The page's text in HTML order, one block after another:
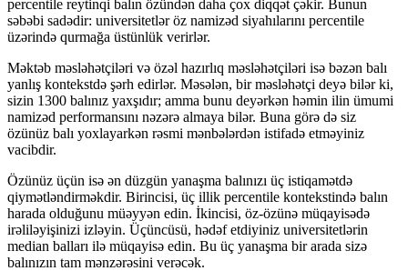
percentile reytinqi balın özündən daha çox diqqət çəkir. Bunun
səbəbi sadədir: universitetlər öz namizəd siyahılarını percentile
üzərində qurmağa üstünlük verirlər.
Məktəb məsləhətçiləri və özəl hazırlıq məsləhətçiləri isə bəzən balı
yanlış kontekstdə şərh edirlər. Məsələn, bir məsləhətçi deyə bilər ki,
sizin 1300 balınız yaxşıdır; amma bunu deyərkən həmin ilin ümumi
namizəd performansını nəzərə almaya bilər. Buna görə də siz
özünüz balı yoxlayarkən rəsmi mənbələrdən istifadə etməyiniz
vacibdir.
Özünüz üçün isə ən düzgün yanaşma balınızı üç istiqamətdə
qiymətləndirməkdir. Birincisi, üç illik percentile kontekstində balın
harada olduğunu müəyyən edin. İkincisi, öz-özünə müqayisədə
irəliləyişinizi izləyin. Üçüncüsü, hədəf etdiyiniz universitetlərin
median balları ilə müqayisə edin. Bu üç yanaşma bir arada sizə
balınızın tam mənzərəsini verəcək.